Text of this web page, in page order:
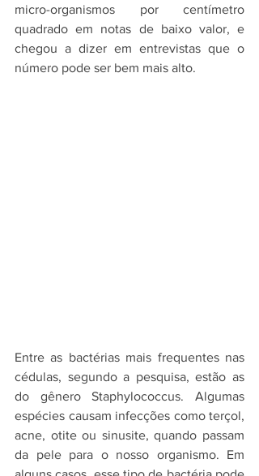
micro-organismos por centímetro
quadrado em notas de baixo valor, e
chegou a dizer em entrevistas que o
número pode ser bem mais alto.
Entre as bactérias mais frequentes nas
cédulas, segundo a pesquisa, estão as
do gênero Staphylococcus. Algumas
espécies causam infecções como terçol,
acne, otite ou sinusite, quando passam
da pele para o nosso organismo. Em